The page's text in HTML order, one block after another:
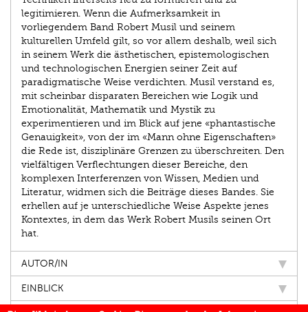
legitimieren. Wenn die Aufmerksamkeit in
vorliegendem Band Robert Musil und seinem
kulturellen Umfeld gilt, so vor allem deshalb, weil sich
in seinem Werk die ästhetischen, epistemologischen
und technologischen Energien seiner Zeit auf
paradigmatische Weise verdichten. Musil verstand es,
mit scheinbar disparaten Bereichen wie Logik und
Emotionalität, Mathematik und Mystik zu
experimentieren und im Blick auf jene «phantastische
Genauigkeit», von der im «Mann ohne Eigenschaften»
die Rede ist, disziplinäre Grenzen zu überschreiten. Den
vielfältigen Verflechtungen dieser Bereiche, den
komplexen Interferenzen von Wissen, Medien und
Literatur, widmen sich die Beiträge dieses Bandes. Sie
erhellen auf je unterschiedliche Weise Aspekte jenes
Kontextes, in dem das Werk Robert Musils seinen Ort
hat.
AUTOR/IN
EINBLICK